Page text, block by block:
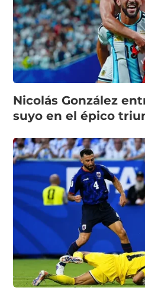
Nicolás González
suyo en el épico